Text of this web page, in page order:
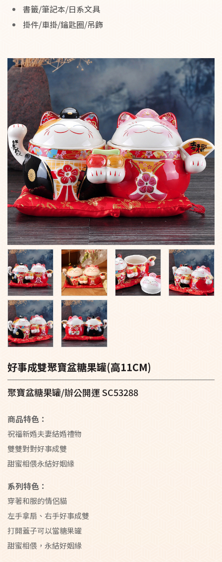
書籤/筆記本/日系文具
掛件/車掛/鑰匙圈/吊飾
好事成雙聚寶盆糖果罐(高11CM)
聚寶盆糖果罐/辦公開運 SC53288
商品特色：
祝福新婚夫妻結婚禮物
雙雙對對好事成雙
甜蜜相偎永結好姻緣
系列特色：
穿著和服的情侶貓
左手拿扇、右手好事成雙
打開蓋子可以當糖果罐
甜蜜相偎，永結好姻緣